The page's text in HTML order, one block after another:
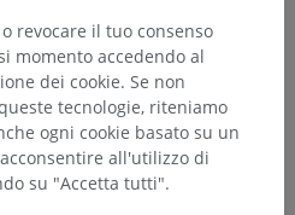
revocare il tuo consenso
momento accedendo al
dei cookie. Se non
tecnologie, riteniamo
ogni cookie basato su un
all'utilizzo di
su "Accetta tutti".